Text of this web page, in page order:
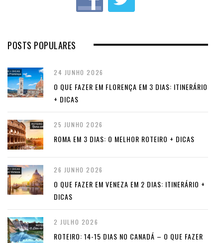
POSTS POPULARES
24 JUNHO 2026
O QUE FAZER EM FLORENÇA EM 3 DIAS: ITINERÁRIO
+ DICAS
25 JUNHO 2026
ROMA EM 3 DIAS: O MELHOR ROTEIRO + DICAS
26 JUNHO 2026
O QUE FAZER EM VENEZA EM 2 DIAS: ITINERÁRIO +
DICAS
2 JULHO 2026
ROTEIRO: 14-15 DIAS NO CANADÁ – O QUE FAZER